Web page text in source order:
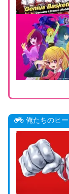
俺たちのヒ